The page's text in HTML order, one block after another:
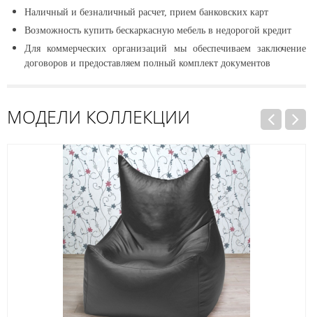
Наличный и безналичный расчет, прием банковских карт
Возможность купить бескаркасную мебель в недорогой кредит
Для коммерческих организаций мы обеспечиваем заключение
договоров и предоставляем полный комплект документов
МОДЕЛИ КОЛЛЕКЦИИ